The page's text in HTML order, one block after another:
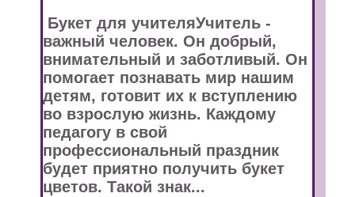
Букет для учителяУчитель -
важный человек. Он добрый,
внимательный и заботливый. Он
помогает познавать мир нашим
детям, готовит их к вступлению
во взрослую жизнь. Каждому
педагогу в свой
профессиональный праздник
будет приятно получить букет
цветов. Такой знак...